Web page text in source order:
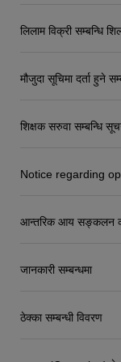
लिलाम विक्री सम्बन्धि
मौजुदा सूचिमा दर्ता हुने
शिक्षक सरुवा सम्बन्धि
Notice regarding
आन्तरिक आय सङ्कलन
जानकारी सम्बन्धमा
ठेक्का सम्बन्धी विवरण